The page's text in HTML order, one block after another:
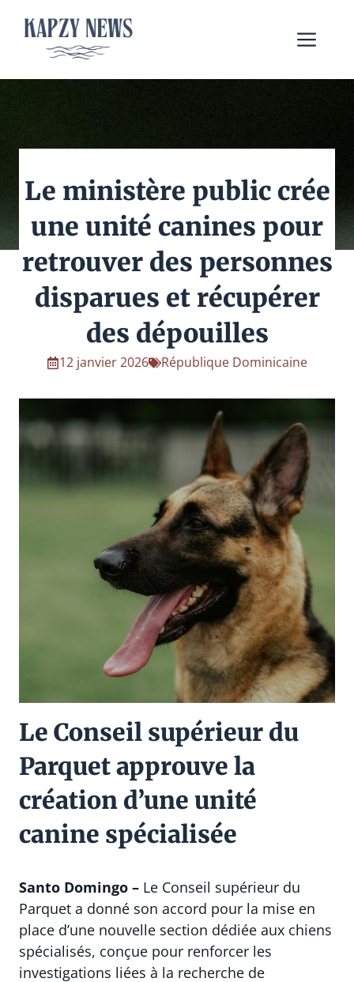
contenu
Le ministère public crée
une unité canines pour
retrouver des personnes
disparues et récupérer
des dépouilles
12 janvier 2026 République Dominicaine
Le Conseil supérieur du
Parquet approuve la
création d’une unité
canine spécialisée
Santo Domingo – Le Conseil supérieur du
Parquet a donné son accord pour la mise en
place d’une nouvelle section dédiée aux chiens
spécialisés, conçue pour renforcer les
investigations liées à la recherche de